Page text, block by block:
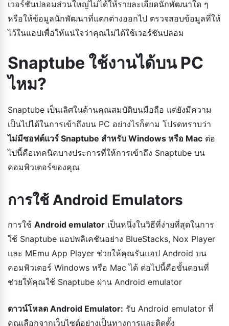
เวอร์ชันปลอมส่วนใหญ่ไม่ได้ให้รายละเอียดนักพัฒนาใด ๆ
หรือให้ข้อมูลนักพัฒนาที่แตกต่างออกไป ตรวจสอบข้อมูลที่ให้
ไว้ในแอปเพื่อให้แน่ใจว่าคุณไม่ได้ใช้เวอร์ชันปลอม
Snaptube ใช้งานได้บน PC
ไหม?
Snaptube เป็นเลิศในด้านคุณสมบัติบนมือถือ แต่ยังมีความ
เป็นไปได้ในการเข้าถึงบน PC อย่างไรก็ตาม โปรดทราบว่า
ไม่มีซอฟต์แวร์ Snaptube สำหรับ Windows หรือ Mac ต่อ
ไปนี้คือเทคนิคบางประการที่ให้การเข้าถึง Snaptube บน
คอมพิวเตอร์ของคุณ
การใช้ Android Emulators
การใช้ Android emulator เป็นหนึ่งในวิธีที่ง่ายที่สุดในการ
ใช้ Snaptube แอปพลิเคชันอย่าง BlueStacks, Nox Player
และ MEmu App Player ช่วยให้คุณรันแอป Android บน
คอมพิวเตอร์ Windows หรือ Mac ได้ ต่อไปนี้คือขั้นตอนที่
ช่วยให้คุณใช้ Snaptube ผ่าน Android emulator
ดาวน์โหลด Android Emulator: รับ Android emulator ที่
คุณเลือกจากเว็บไซต์อย่างเป็นทางการและติดตั้ง